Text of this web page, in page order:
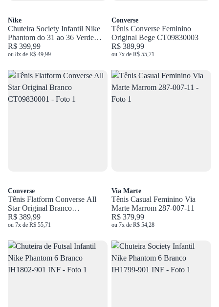
Nike
Chuteira Society Infantil Nike
Phantom do 31 ao 36 Verde
FJ2604-300 JR
R$ 399,99
ou 8x de R$ 49,99
Converse
Tênis Converse Feminino
Original Bege CT09830003
R$ 389,99
ou 7x de R$ 55,71
Converse
Tênis Flatform Converse All
Star Original Branco
CT09830001
R$ 389,99
ou 7x de R$ 55,71
Via Marte
Tênis Casual Feminino Via
Marte Marrom 287-007-11
R$ 379,99
ou 7x de R$ 54,28